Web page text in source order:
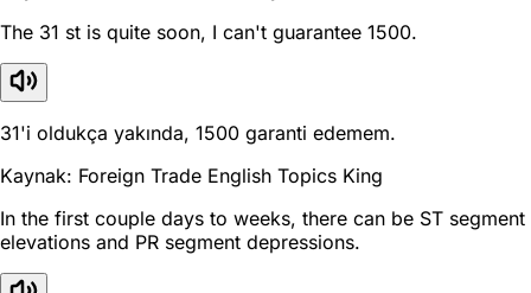
The 31 st is quite soon, I can't guarantee 1500.
31'i oldukça yakında, 1500 garanti edemem.
Kaynak: Foreign Trade English Topics King
In the first couple days to weeks, there can be ST segment
elevations and PR segment depressions.